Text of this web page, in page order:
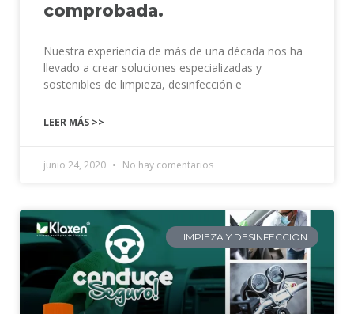
comprobada.
Nuestra experiencia de más de una década nos ha
llevado a crear soluciones especializadas y
sostenibles de limpieza, desinfección e
LEER MÁS >>
junio 24, 2020 No hay comentarios
LIMPIEZA Y DESINFECCIÓN